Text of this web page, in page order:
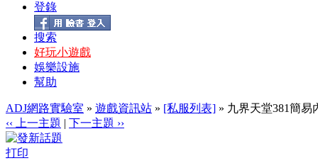
登錄
搜索
好玩小遊戲
娛樂設施
幫助
ADJ網路實驗室 » 遊戲資訊站 » [私服列表] » 九界天堂381簡
‹‹ 上一主題 | 下一主題 ››
打印